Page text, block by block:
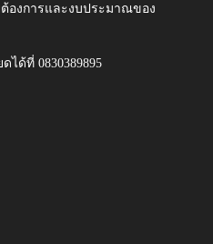
องการและงบประมาณของ
ได้ที่ 0830389895